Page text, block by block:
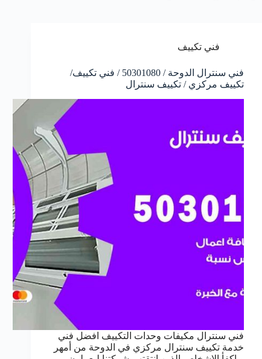
فني تكييف
فني سنترال الدوحة / 50301080 / فني تكييف/
تكييف مركزي / تكييف سنترال
فني سنترال مكيفات وحدات التكييف افضل فني
خدمة تكييف سنترال مركزي في الدوحة من أمهر